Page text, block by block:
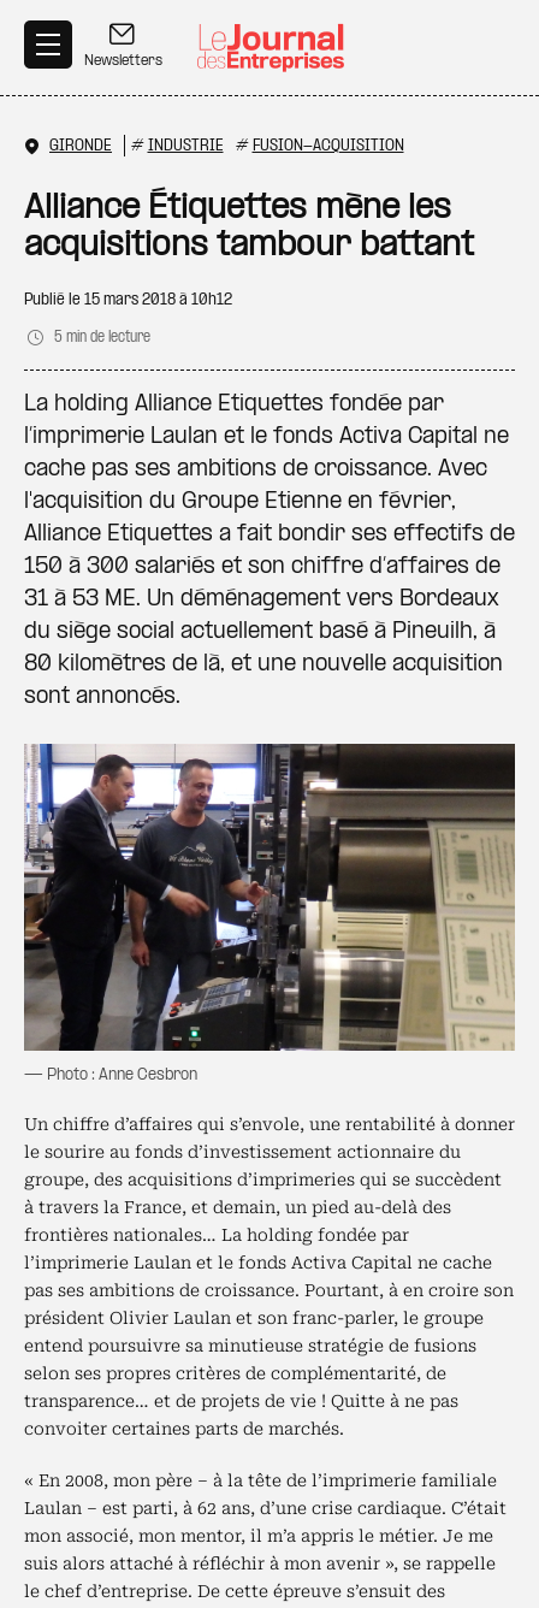
Newsletters
GIRONDE # INDUSTRIE # FUSION-ACQUISITION
Alliance Étiquettes mène les
acquisitions tambour battant
Publié le 15 mars 2018 à 10h12
5 min de lecture
La holding Alliance Etiquettes fondée par
l’imprimerie Laulan et le fonds Activa Capital ne
cache pas ses ambitions de croissance. Avec
l'acquisition du Groupe Etienne en février,
Alliance Etiquettes a fait bondir ses effectifs de
150 à 300 salariés et son chiffre d’affaires de
31 à 53 ME. Un déménagement vers Bordeaux
du siège social actuellement basé à Pineuilh, à
80 kilomètres de là, et une nouvelle acquisition
sont annoncés.
— Photo : Anne Cesbron
Un chiffre d’affaires qui s’envole, une rentabilité à donner
le sourire au fonds d’investissement actionnaire du
groupe, des acquisitions d’imprimeries qui se succèdent
à travers la France, et demain, un pied au-delà des
frontières nationales… La holding fondée par
l’imprimerie Laulan et le fonds Activa Capital ne cache
pas ses ambitions de croissance. Pourtant, à en croire son
président Olivier Laulan et son franc-parler, le groupe
entend poursuivre sa minutieuse stratégie de fusions
selon ses propres critères de complémentarité, de
transparence… et de projets de vie ! Quitte à ne pas
convoiter certaines parts de marchés.
« En 2008, mon père – à la tête de l’imprimerie familiale
Laulan – est parti, à 62 ans, d’une crise cardiaque. C’était
mon associé, mon mentor, il m’a appris le métier. Je me
suis alors attaché à réfléchir à mon avenir », se rappelle
le chef d’entreprise. De cette épreuve s’ensuit des